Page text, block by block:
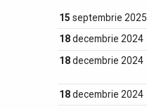
15 septembrie 2025
18decembrie 2024
18decembrie 2024
18decembrie 2024